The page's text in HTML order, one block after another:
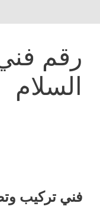
رقم
السلام
فني تركيب